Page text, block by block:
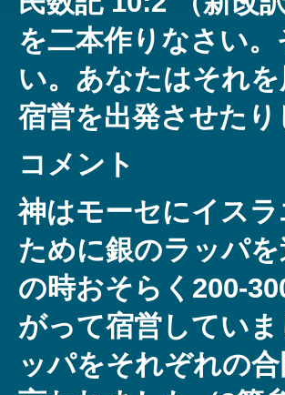
を二本作りなさい
い。あなたはそれ
宿営を出発させた
コメント
神はモーセにイス
ために銀のラッパ
の時おそらく200-
がって宿営してい
ッパをそれぞれの